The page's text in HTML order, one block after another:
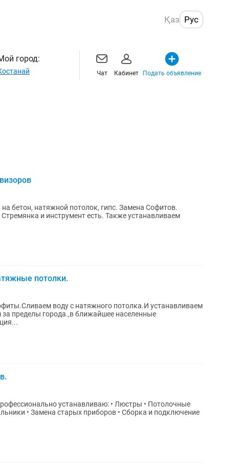
Қаз Рус
город:
Чат Кабинет Подать объявление
бетон, натяжной потолок, гипс. Замена Софитов.
и инструмент есть. Также устанавливаем
потолки.
воду с натяжного потолка.И устанавливаем
пределы города.,в ближайшее населенные
устанавливаю: • Люстры • Потолочные
• Замена старых приборов • Сборка и подключение